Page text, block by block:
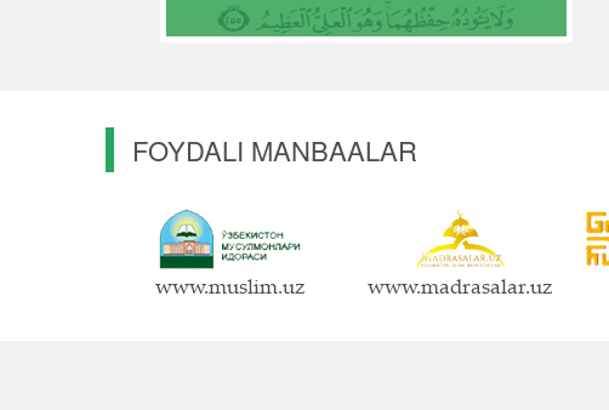
FOYDALI MANBAALAR
www.muslim.uz www.madrasalar.uz